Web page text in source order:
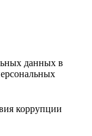
данных в
коррупции